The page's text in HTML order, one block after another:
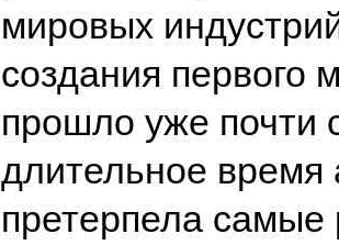
мировых
создания первого
прошло уже почти
длительное время
претерпела